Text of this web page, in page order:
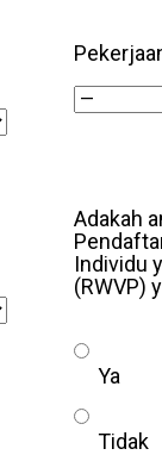
Adakah
Individu
(RWVP)
Ya
Tidak